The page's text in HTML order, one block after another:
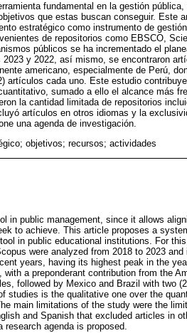
fundamental en la gestión
que estas buscan conseguir. Este
estratégico como instrumento de
de repositorios como EBSCO,
públicos se ha incrementado el
y 2022, así mismo, se encontraron
americano, especialmente de Perú,
artículos cada uno. Este estudio
sumado a ello el alcance más
la cantidad limitada de repositorios
artículos en otros idiomas y la
una agenda de investigación.
objetivos; recursos; actividades
in public management, since it allows
to achieve. This article proposes a
in public educational institutions. For
were analyzed from 2018 to 2023
years, having its highest peak in the
a preponderant contribution from the
followed by Mexico and Brazil with two
studies is the qualitative one over the
main limitations of the study were the
and Spanish that excluded articles in
agenda is proposed.